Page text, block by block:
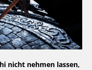
nicht nehmen lassen,